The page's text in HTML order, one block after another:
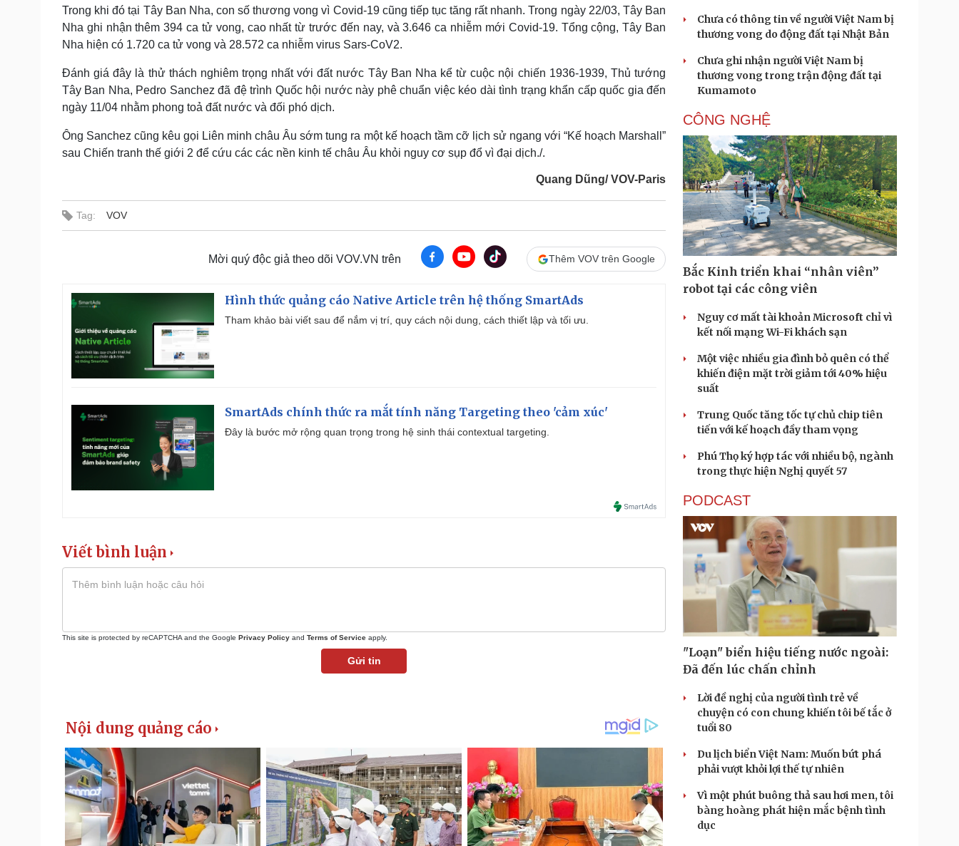
Trong khi đó tại Tây Ban Nha, con số thương vong vì Covid-19 cũng tiếp tục tăng rất nhanh. Trong ngày 22/03, Tây Ban
Nha ghi nhận thêm 394 ca tử vong, cao nhất từ trước đến nay, và 3.646 ca nhiễm mới Covid-19. Tổng cộng, Tây Ban
Nha hiện có 1.720 ca tử vong và 28.572 ca nhiễm virus Sars-CoV2.
Đánh giá đây là thử thách nghiêm trọng nhất với đất nước Tây Ban Nha kể từ cuộc nội chiến 1936-1939, Thủ tướng
Tây Ban Nha, Pedro Sanchez đã đệ trình Quốc hội nước này phê chuẩn việc kéo dài tình trạng khẩn cấp quốc gia đến
ngày 11/04 nhằm phong toả đất nước và đối phó dịch.
Ông Sanchez cũng kêu gọi Liên minh châu Âu sớm tung ra một kế hoạch tầm cỡ lịch sử ngang với “Kế hoạch Marshall”
sau Chiến tranh thế giới 2 để cứu các các nền kinh tế châu Âu khỏi nguy cơ sụp đổ vì đại dịch./.
Quang Dũng/ VOV-Paris
Tag: VOV
Mời quý độc giả theo dõi VOV.VN trên Thêm VOV trên Google
Hình thức quảng cáo Native Article trên hệ thống SmartAds
Tham khảo bài viết sau để nắm vị trí, quy cách nội dung, cách thiết lập và tối ưu.
SmartAds chính thức ra mắt tính năng Targeting theo 'cảm xúc'
Đây là bước mở rộng quan trọng trong hệ sinh thái contextual targeting.
Viết bình luận
This site is protected by reCAPTCHA and the Google Privacy Policy and Terms of Service apply.
Gửi tin
Chưa có thông tin về người Việt Nam bị
thương vong do động đất tại Nhật Bản
Chưa ghi nhận người Việt Nam bị
thương vong trong trận động đất tại
Kumamoto
CÔNG NGHỆ
Bắc Kinh triển khai “nhân viên”
robot tại các công viên
Nguy cơ mất tài khoản Microsoft chỉ vì
kết nối mạng Wi-Fi khách sạn
Một việc nhiều gia đình bỏ quên có thể
khiến điện mặt trời giảm tới 40% hiệu
suất
Trung Quốc tăng tốc tự chủ chip tiên
tiến với kế hoạch đầy tham vọng
Phú Thọ ký hợp tác với nhiều bộ, ngành
trong thực hiện Nghị quyết 57
PODCAST
"Loạn" biển hiệu tiếng nước ngoài:
Đã đến lúc chấn chỉnh
Lời đề nghị của người tình trẻ về
chuyện có con chung khiến tôi bế tắc ở
tuổi 80
Du lịch biển Việt Nam: Muốn bứt phá
phải vượt khỏi lợi thế tự nhiên
Vì một phút buông thả sau hơi men, tôi
bàng hoàng phát hiện mắc bệnh tình
dục